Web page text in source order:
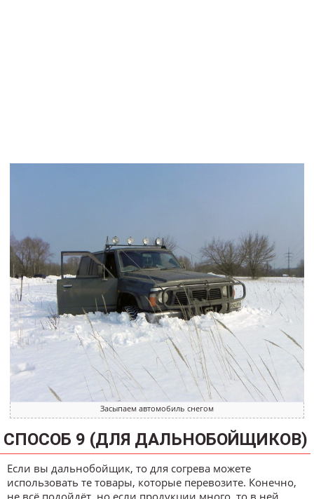
Засыпаем автомобиль снегом
СПОСОБ 9 (ДЛЯ ДАЛЬНОБОЙЩИКОВ)
Если вы дальнобойщик, то для согрева можете
использовать те товары, которые перевозите. Конечно,
не всё подойдёт, но если продукции много, то в ней